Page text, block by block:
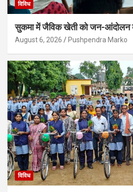
विविध
सुकमा में जैविक खेती को जन-आंदोलन
August 6, 2026 Pushpendra Marko
विविध